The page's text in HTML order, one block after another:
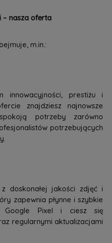
– nasza oferta
m.in.:
innowacyjności, prestiżu i
znajdziesz najnowsze
potrzeby zarówno
potrzebujących
doskonałej jakości zdjęć i
zapewnia płynne i szybkie
Google Pixel i ciesz się
regularnymi aktualizacjami